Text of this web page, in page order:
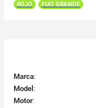
ROJO
FIAT GRANDE
Marca:
Model :
Motor: